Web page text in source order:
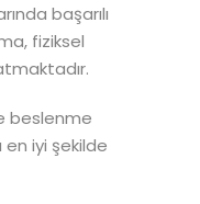
başarılı
fiziksel
beslenme
en iyi şekilde